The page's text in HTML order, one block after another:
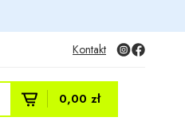
Kontakt
0,00 zł